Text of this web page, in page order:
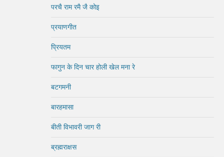
परचै राम रमै जै कोइ
प्रयाणगीत
प्रियतम
फागुन के दिन चार होली खेल मना रे
बटगमनी
बारहमासा
बीती विभावरी जाग री
ब्रह्मराक्षस